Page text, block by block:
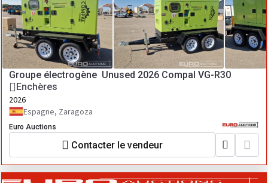
Groupe électrogène Unused 2026 Compal VG-R30
Enchères
2026
Espagne, Zaragoza
Euro Auctions
Contacter le vendeur